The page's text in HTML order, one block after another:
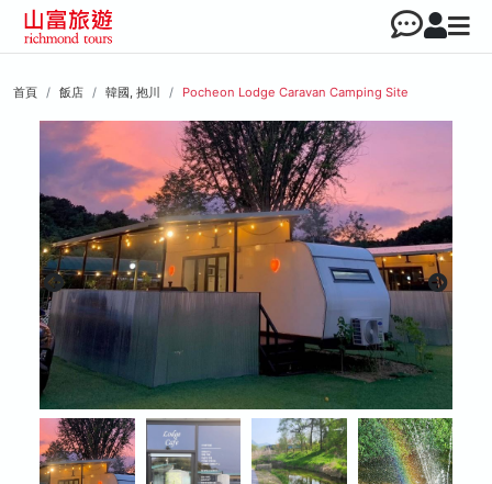
首頁 飯店 韓國, 抱川 Pocheon Lodge Caravan Camping Site